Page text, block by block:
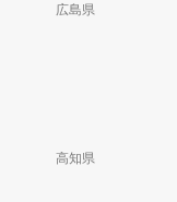
広島県
高知県